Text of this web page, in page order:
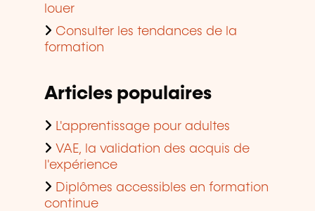
louer
Consulter les tendances de la
formation
Articles populaires
L'apprentissage pour adultes
VAE, la validation des acquis de
l'expérience
Diplômes accessibles en formation
continue